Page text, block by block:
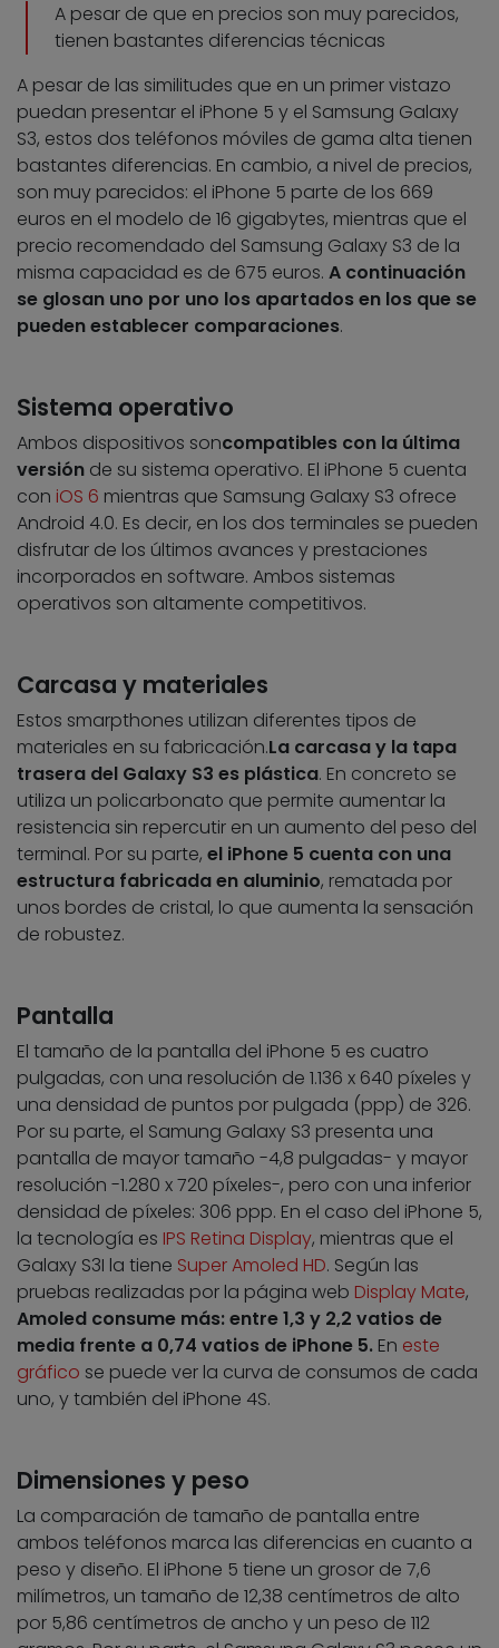
A pesar de que en precios son muy parecidos,
tienen bastantes diferencias técnicas
A pesar de las similitudes que en un primer vistazo
puedan presentar el iPhone 5 y el Samsung Galaxy
S3, estos dos teléfonos móviles de gama alta tienen
bastantes diferencias. En cambio, a nivel de precios,
son muy parecidos: el iPhone 5 parte de los 669
euros en el modelo de 16 gigabytes, mientras que el
precio recomendado del Samsung Galaxy S3 de la
misma capacidad es de 675 euros. A continuación
se glosan uno por uno los apartados en los que se
pueden establecer comparaciones.
Sistema operativo
Ambos dispositivos soncompatibles con la última
versión de su sistema operativo. El iPhone 5 cuenta
con iOS 6 mientras que Samsung Galaxy S3 ofrece
Android 4.0. Es decir, en los dos terminales se pueden
disfrutar de los últimos avances y prestaciones
incorporados en software. Ambos sistemas
operativos son altamente competitivos.
Carcasa y materiales
Estos smarpthones utilizan diferentes tipos de
materiales en su fabricación.La carcasa y la tapa
trasera del Galaxy S3 es plástica. En concreto se
utiliza un policarbonato que permite aumentar la
resistencia sin repercutir en un aumento del peso del
terminal. Por su parte, el iPhone 5 cuenta con una
estructura fabricada en aluminio, rematada por
unos bordes de cristal, lo que aumenta la sensación
de robustez.
Pantalla
El tamaño de la pantalla del iPhone 5 es cuatro
pulgadas, con una resolución de 1.136 x 640 píxeles y
una densidad de puntos por pulgada (ppp) de 326.
Por su parte, el Samung Galaxy S3 presenta una
pantalla de mayor tamaño -4,8 pulgadas- y mayor
resolución -1.280 x 720 píxeles-, pero con una inferior
densidad de píxeles: 306 ppp. En el caso del iPhone 5,
la tecnología es IPS Retina Display, mientras que el
Galaxy S3I la tiene Super Amoled HD. Según las
pruebas realizadas por la página web Display Mate,
Amoled consume más: entre 1,3 y 2,2 vatios de
media frente a 0,74 vatios de iPhone 5. En este
gráfico se puede ver la curva de consumos de cada
uno, y también del iPhone 4S.
Dimensiones y peso
La comparación de tamaño de pantalla entre
ambos teléfonos marca las diferencias en cuanto a
peso y diseño. El iPhone 5 tiene un grosor de 7,6
milímetros, un tamaño de 12,38 centímetros de alto
por 5,86 centímetros de ancho y un peso de 112